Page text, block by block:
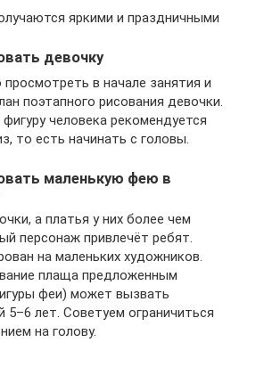
яркими и праздничными
девочку
в начале занятия и
поэтапного рисования девочки.
человека рекомендуется
то есть начинать с головы.
маленькую фею в
а платья у них более чем
персонаж привлечёт ребят.
на маленьких художников.
плаща предложенным
феи) может вызвать
5–6 лет. Советуем ограничиться
на голову.